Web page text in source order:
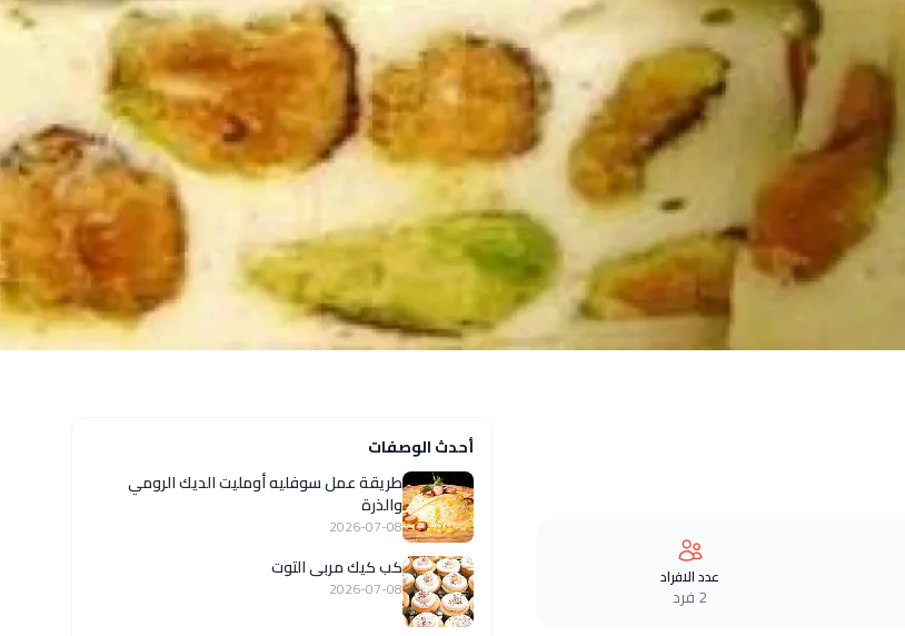
عدد الافراد
2 فرد
أحدث الوصفات
طريقة عمل سوفليه أومليت الديك الرومي
والذرة
2026-07-08
كب كيك مربى التوت
2026-07-08